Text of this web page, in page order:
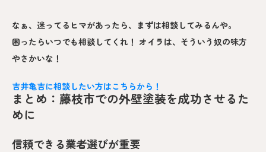
なぁ、迷ってるヒマがあったら、まずは相談してみるんや。
困ったらいつでも相談してくれ！ オイラは、そういう奴の味方
やさかいな！
吉井亀吉に相談したい方はこちらから！
まとめ：藤枝市での外壁塗装を成功させるた
めに
信頼できる業者選びが重要